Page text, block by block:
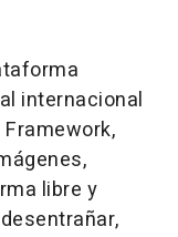
internacional
libre y